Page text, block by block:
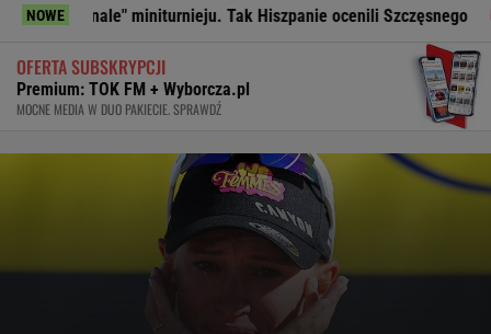
NOWE Tak Hiszpanie ocenili Szczęsnego Tak Lang
OFERTA SUBSKRYPCJI
Premium: TOK FM + Wyborcza.pl
MOCNE MEDIA W DUO PAKIECIE. SPRAWDŹ